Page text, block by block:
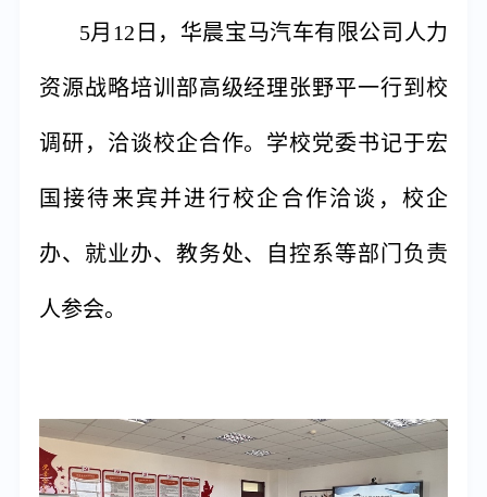
5月12日，华晨宝马汽车有限公司人力
资源战略培训部高级经理张野平一行到校
调研，洽谈校企合作。学校党委书记于宏
国接待来宾并进行校企合作洽谈，校企
办、就业办、教务处、自控系等部门负责
人参会。